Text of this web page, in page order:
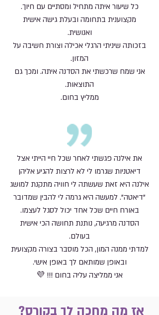
כל שיעור איתה מתחיל ומסתיים עם חיוך.
מקצוענית בתחומה ובעלת גישה אישית
ואנושית.
בזכותה שיניתי הרגלי אכילה וצורת חשיבה על
המזון.
אני שמח שרכשתי את הסדנה איתה. ומכך גם
התוצאות.
ממליץ בחום.
את אילנה פגשתי לאחר שכל חיי הייתי אצל
דיאטניות שגרמו לי לא לרצות להגיע אליהן
אילנה היא זאת שעשתה לי חוויה מתקנת למושג
"דיאטה". למעשה היא גרמה לי להבין שמדובר
באורח חיים שכל אחד יכול לסגל לעצמו.
הסדנה מרגיעה, נותנת תחושה הכי אישית
בעולם.
למדתי ממנה המון, הכל מוסבר בצורה מקצועית
ובאופן שמותאם לך באופן אישי.
אני ממליצה עליה בחום !!! 💜
אז מה מחכה לך בקורס?